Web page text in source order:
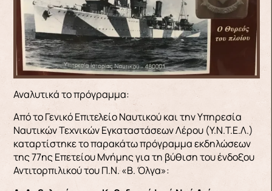
Αναλυτικά το πρόγραμμα:
Από το Γενικό Επιτελείο Ναυτικού και την Υπηρεσία
Ναυτικών Τεχνικών Εγκαταστάσεων Λέρου (Υ.Ν.Τ.Ε.Λ.)
καταρτίστηκε το παρακάτω πρόγραμμα εκδηλώσεων
της 77ης Επετείου Μνήμης για τη βύθιση του ένδοξου
Αντιτορπιλικού του Π.Ν. «Β. Όλγα»: